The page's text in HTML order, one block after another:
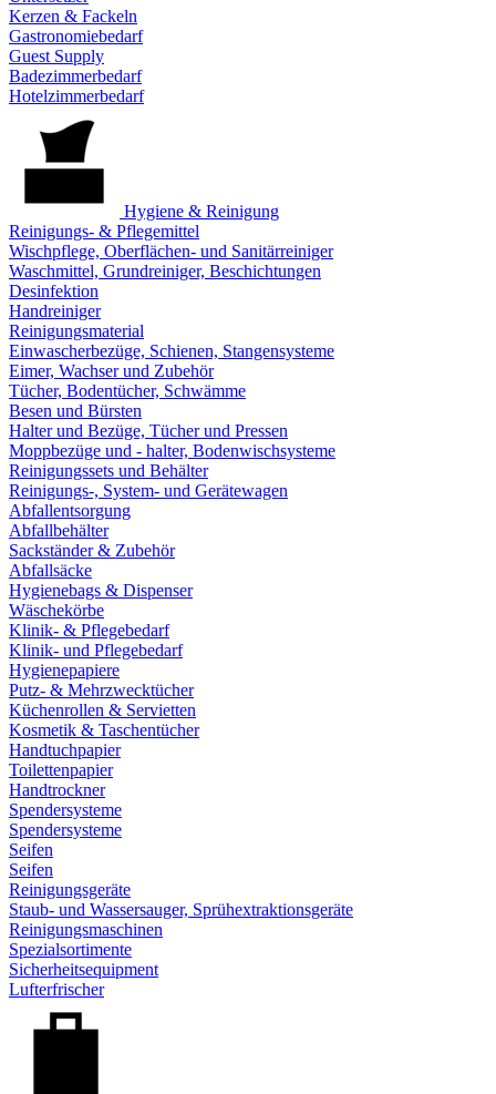
Kerzen & Fackeln
Gastronomiebedarf
Guest Supply
Badezimmerbedarf
Hotelzimmerbedarf
Hygiene & Reinigung
Reinigungs- & Pflegemittel
Wischpflege, Oberflächen- und Sanitärreiniger
Waschmittel, Grundreiniger, Beschichtungen
Desinfektion
Handreiniger
Reinigungsmaterial
Einwascherbezüge, Schienen, Stangensysteme
Eimer, Wachser und Zubehör
Tücher, Bodentücher, Schwämme
Besen und Bürsten
Halter und Bezüge, Tücher und Pressen
Moppbezüge und - halter, Bodenwischsysteme
Reinigungssets und Behälter
Reinigungs-, System- und Gerätewagen
Abfallentsorgung
Abfallbehälter
Sackständer & Zubehör
Abfallsäcke
Hygienebags & Dispenser
Wäschekörbe
Klinik- & Pflegebedarf
Klinik- und Pflegebedarf
Hygienepapiere
Putz- & Mehrzwecktücher
Küchenrollen & Servietten
Kosmetik & Taschentücher
Handtuchpapier
Toilettenpapier
Handtrockner
Spendersysteme
Spendersysteme
Seifen
Seifen
Reinigungsgeräte
Staub- und Wassersauger, Sprühextraktionsgeräte
Reinigungsmaschinen
Spezialsortimente
Sicherheitsequipment
Lufterfrischer